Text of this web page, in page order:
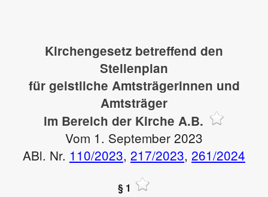
Kirchengesetz betreffend den
Stellenplan
für geistliche Amtsträgerinnen und
Amtsträger
im Bereich der Kirche A.B.
Vom 1. September 2023
ABl. Nr. 110/2023, 217/2023, 261/2024
§ 1